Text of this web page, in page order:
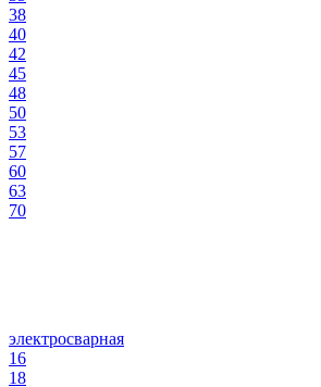
38
40
42
45
48
50
53
57
60
63
70
электросварная
16
18